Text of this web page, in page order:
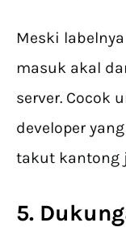
Meski
masuk akal
server. Cocok
developer
takut kantong
5.